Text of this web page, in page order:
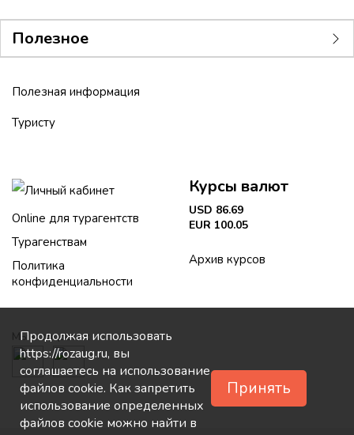
Продолжая использовать
https://rozaug.ru, вы
соглашаетесь на использование
файлов cookie. Как запретить
использование определенных
файлов cookie можно найти в
Принять
Полезное
Полезная информация
Туристу
Личный кабинет
Online для турагентств
Турагенствам
Политика
конфиденциальности
Курсы валют
USD 86.69
EUR 100.05
Архив курсов
Мы в соцсетях: